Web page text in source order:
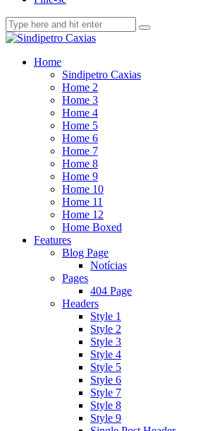
Home
Sindipetro Caxias
Home 2
Home 3
Home 4
Home 5
Home 6
Home 7
Home 8
Home 9
Home 10
Home 11
Home 12
Home Boxed
Features
Blog Page
Notícias
Pages
404 Page
Headers
Style 1
Style 2
Style 3
Style 4
Style 5
Style 6
Style 7
Style 8
Style 9